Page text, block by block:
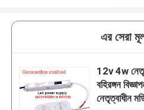
এর সেরা
12v 4w
বহিরঙ্গন
নেতৃত্বাধীন